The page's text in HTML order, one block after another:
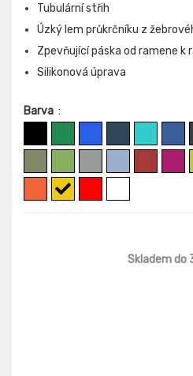
Tubulární střih
Úzký lem průkrčníku z
Zpevňující páska od ramene k
Silikonová úprava
Barva :
Skladem do